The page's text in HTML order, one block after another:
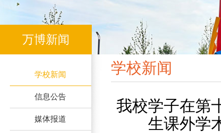
万博新闻
学校新闻
信息公告
媒体报道
学校新闻
我校学子在第
生课外学